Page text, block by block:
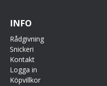
INFO
Rådgivning
Snickeri
Kontakt
Logga in
Köpvillkor